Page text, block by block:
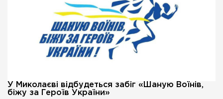
У Миколаєві відбудеться забіг «Шаную Воїнів,
біжу за Героїв України»